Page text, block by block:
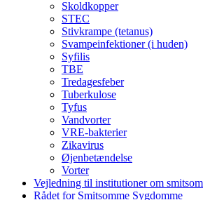
Skoldkopper
STEC
Stivkrampe (tetanus)
Svampeinfektioner (i huden)
Syfilis
TBE
Tredagesfeber
Tuberkulose
Tyfus
Vandvorter
VRE-bakterier
Zikavirus
Øjenbetændelse
Vorter
Vejledning til institutioner om
Rådet for Smitsomme Sygdomme